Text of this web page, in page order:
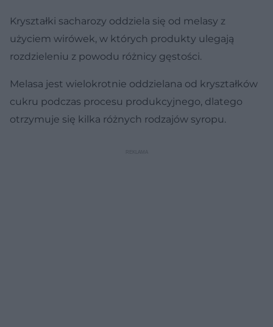
Kryształki sacharozy oddziela się od melasy z
użyciem wirówek, w których produkty ulegają
rozdzieleniu z powodu różnicy gęstości.
Melasa jest wielokrotnie oddzielana od kryształków
cukru podczas procesu produkcyjnego, dlatego
otrzymuje się kilka różnych rodzajów syropu.